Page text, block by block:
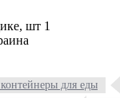
шт 1
для еды